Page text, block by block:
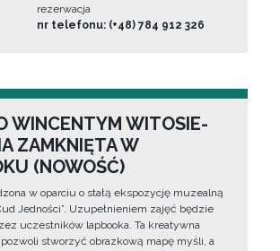
rezerwacja
nr telefonu: (+48) 784 912 326
WINCENTYM WITOSIE-
ZAMKNIĘTA W
(NOWOŚĆ)
w oparciu o stałą ekspozycję muzealną
Jedności”. Uzupełnieniem zajęć będzie
uczestników lapbooka. Ta kreatywna
stworzyć obrazkową mapę myśli, a